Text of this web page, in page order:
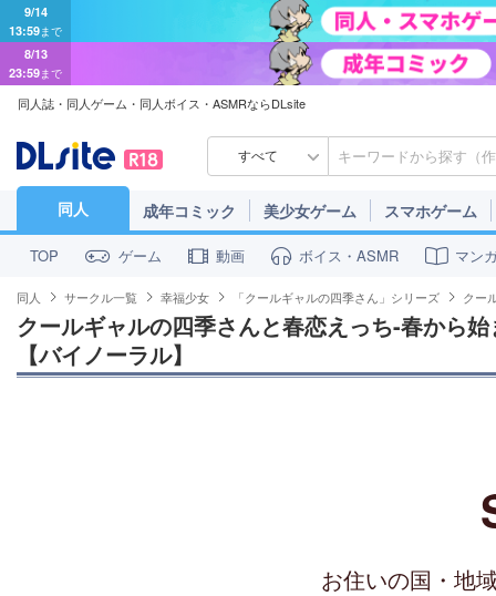
9/14
13:59まで
8/13
23:59まで
同人誌・同人ゲーム・同人ボイス・ASMRならDLsite
すべて
同人 成年コミック 美少女ゲーム スマホゲーム
TOP ゲーム 動画 ボイス・ASMR マン
同人 サークル一覧 幸福少女 「クールギャルの四季さん」シリーズ クー
クールギャルの四季さんと春恋えっち-春から
【バイノーラル】
お住いの国・地